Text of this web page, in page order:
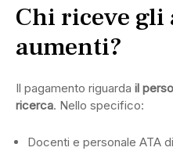
Chi riceve
aumenti?
Il pagamento riguarda il
ricerca. Nello specifico:
Docenti e personale ATA